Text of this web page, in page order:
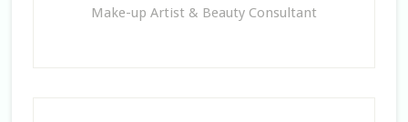
Make-up Artist & Beauty Consultant